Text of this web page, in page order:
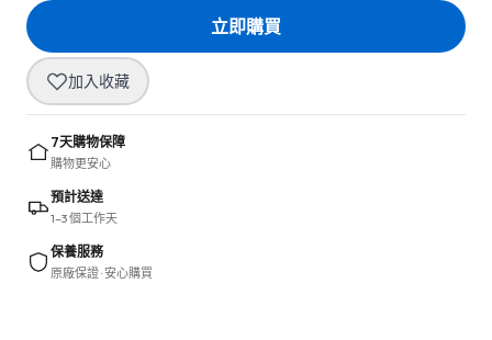
立即購買
加入收藏
7天購物保障
購物更安心
預計送達
1–3 個工作天
保養服務
原廠保證 · 安心購買